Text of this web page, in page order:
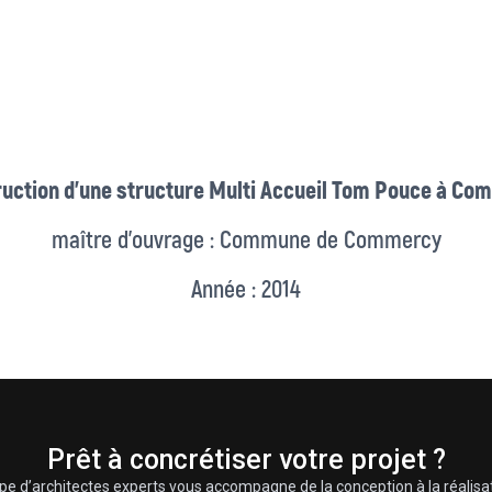
d’une structure Multi Accueil Tom Pouce à
maître d’ouvrage : Commune de Commercy
Année : 2014
Prêt à concrétiser votre projet ?
d’architectes experts vous accompagne de la conception à la